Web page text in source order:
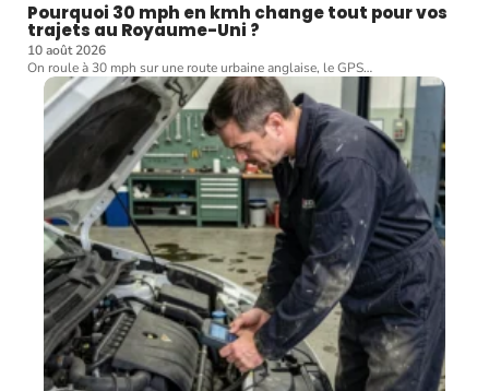
Pourquoi 30 mph en kmh change tout pour vos
trajets au Royaume-Uni ?
10 août 2026
On roule à 30 mph sur une route urbaine anglaise, le GPS…